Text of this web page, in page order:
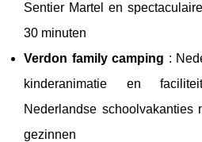
Sentier Martel en
30 minuten
Verdon family camping :
kinderanimatie en
Nederlandse schoolvakanties
gezinnen